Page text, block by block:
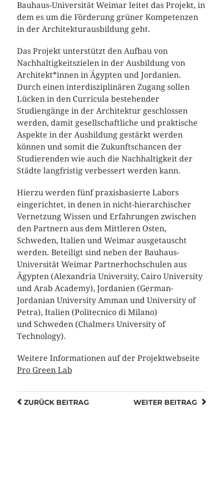
Bauhaus-Universität Weimar leitet das Projekt, in
dem es um die Förderung grüner Kompetenzen
in der Architekturausbildung geht.
Das Projekt unterstützt den Aufbau von
Nachhaltigkeitszielen in der Ausbildung von
Architekt*innen in Ägypten und Jordanien.
Durch einen interdisziplinären Zugang sollen
Lücken in den Curricula bestehender
Studiengänge in der Architektur geschlossen
werden, damit gesellschaftliche und praktische
Aspekte in der Ausbildung gestärkt werden
können und somit die Zukunftschancen der
Studierenden wie auch die Nachhaltigkeit der
Städte langfristig verbessert werden kann.
Hierzu werden fünf praxisbasierte Labors
eingerichtet, in denen in nicht-hierarchischer
Vernetzung Wissen und Erfahrungen zwischen
den Partnern aus dem Mittleren Osten,
Schweden, Italien und Weimar ausgetauscht
werden. Beteiligt sind neben der Bauhaus-
Universität Weimar Partnerhochschulen aus
Ägypten (Alexandria University, Cairo University
und Arab Academy), Jordanien (German-
Jordanian University Amman und University of
Petra), Italien (Politecnico di Milano)
und Schweden (Chalmers University of
Technology).
Weitere Informationen auf der Projektwebseite
Pro Green Lab
WEITER BEITRAG
ZURÜCKBEITRAG